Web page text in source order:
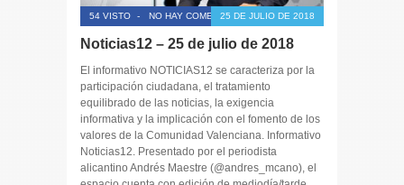
54 VISTO - NO HAY COMENTARIOS25 DE JULIO DE 2018
Noticias12 – 25 de julio de 2018
El informativo NOTICIAS12 se caracteriza por la
participación ciudadana, el tratamiento
equilibrado de las noticias, la exigencia
informativa y la implicación con el fomento de los
valores de la Comunidad Valenciana. Informativo
Noticias12. Presentado por el periodista
alicantino Andrés Maestre (@andres_mcano), el